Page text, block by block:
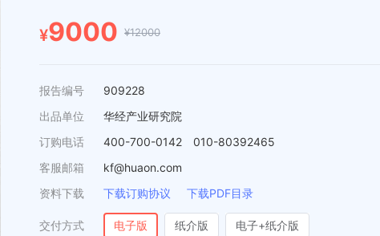
¥9000 ¥12000
报告编号
909228
出品单位
华经产业研究院
订购电话
400-700-0142 010-80392465
客服邮箱
kf@huaon.com
资料下载
下载订购协议 下载PDF目录
交付方式 电子版 纸介版 电子+纸介版